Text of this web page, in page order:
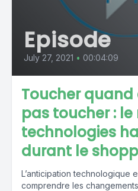
Episode
July 27, 2021 • 00:04:09
Toucher
pas toucher : le
technologies
durant le
L’anticipation technologique
comprendre les